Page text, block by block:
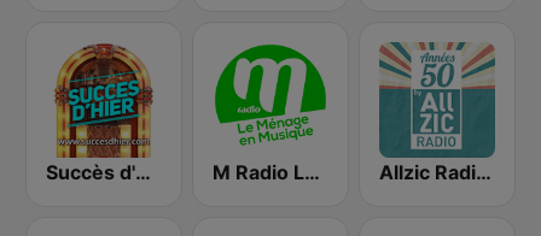
Succès d'hier M Radio Le ménage en musique Allzic Radio Années 50